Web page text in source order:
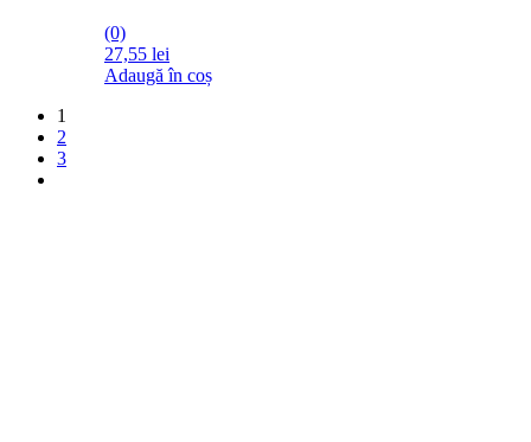
(0)
27,55 lei
Adaugă în coș
1
2
3